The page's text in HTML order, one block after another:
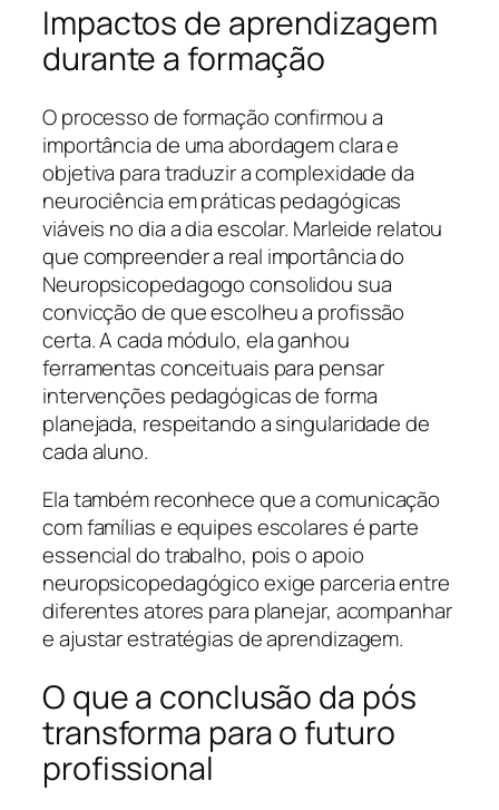
Impactos de aprendizagem
durante a formação
O processo de formação confirmou a
importância de uma abordagem clara e
objetiva para traduzir a complexidade da
neurociência em práticas pedagógicas
viáveis no dia a dia escolar. Marleide relatou
que compreender a real importância do
Neuropsicopedagogo consolidou sua
convicção de que escolheu a profissão
certa. A cada módulo, ela ganhou
ferramentas conceituais para pensar
intervenções pedagógicas de forma
planejada, respeitando a singularidade de
cada aluno.
Ela também reconhece que a comunicação
com famílias e equipes escolares é parte
essencial do trabalho, pois o apoio
neuropsicopedagógico exige parceria entre
diferentes atores para planejar, acompanhar
e ajustar estratégias de aprendizagem.
O que a conclusão da pós
transforma para o futuro
profissional